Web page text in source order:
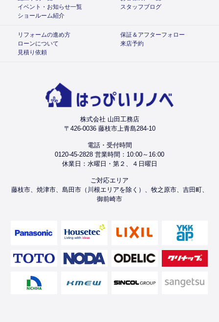
イベント・お知らせ一覧
スタッフブログ
ショールーム紹介
リフォームの進め方
保証＆アフターフォロー
ローンについて
来店予約
見積り依頼
株式会社 山田工務店
〒426-0036 藤枝市上青島284-10
電話・受付時間
0120-45-2828 営業時間：10:00～16:00
休業日：水曜日・第２、４日曜日
ご対応エリア
藤枝市、焼津市、島田市（川根エリアを除く）、牧之原市、吉田町、
御前崎市